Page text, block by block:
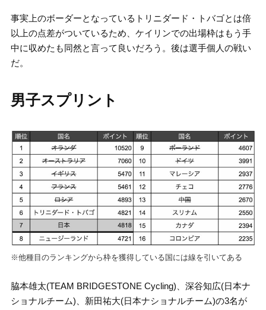
事実上のボーダーとなっているトリニダード・トバゴとは倍
以上の点差がついているため、ケイリンでの出場枠はもう手
中に収めたも同然と言って良いだろう。後は選手個人の戦い
だ。
男子スプリント
※他種目のランキングから枠を獲得している国には線を引いてある
脇本雄太(TEAM BRIDGESTONE Cycling)、深谷知広(日本ナ
ショナルチーム)、新田祐大(日本ナショナルチーム)の3名が